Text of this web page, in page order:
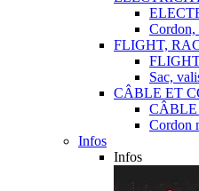
Cordon,
FLIGHT,
Sac,
CÂBLE ET
CÂBLE
Cordon
Infos
Infos